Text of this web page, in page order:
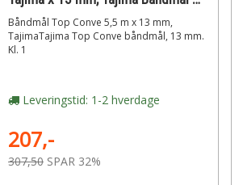
Båndmål Top Conve 5,5 m x 13 mm,
TajimaTajima Top Conve båndmål, 13 mm.
Kl. 1
Leveringstid: 1-2 hverdage
207,-
307,50 SPAR 32%